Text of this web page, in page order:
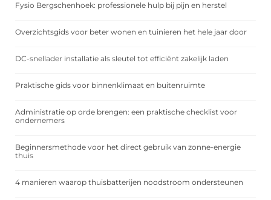
Fysio Bergschenhoek: professionele hulp bij pijn en herstel
Overzichtsgids voor beter wonen en tuinieren het hele jaar door
DC-snellader installatie als sleutel tot efficiënt zakelijk laden
Praktische gids voor binnenklimaat en buitenruimte
Administratie op orde brengen: een praktische checklist voor
ondernemers
Beginnersmethode voor het direct gebruik van zonne-energie
thuis
4 manieren waarop thuisbatterijen noodstroom ondersteunen